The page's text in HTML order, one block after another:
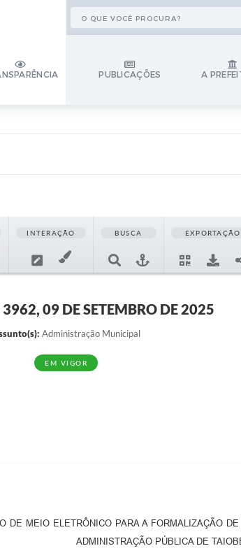
PUBLICAÇÕES A
INTERAÇÃO BUSCA EXPORTAÇÃO
3962, 09 DE SETEMBRO DE 2025
Administração Municipal
EM VIGOR
DE MEIO ELETRÔNICO PARA A FORMALIZAÇÃO
ADMINISTRAÇÃO PÚBLICA DE